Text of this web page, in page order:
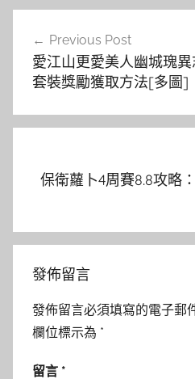
導
覽
Previous Post
愛江山更愛美人幽城瑰
套裝獎勵獲取方法[多圖]
保衛蘿卜4周賽8.8攻略
發佈留言
發佈留言必須填寫的電子郵
欄位標示為 *
留言 *